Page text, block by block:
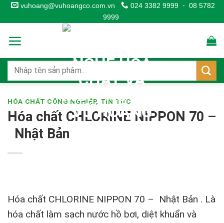
Skip
to
content
vuhoang@vuhoangco.com.vn 024 3382 9999 - 08 5782
9999
HÓA CHẤT CÔNG NGHIỆP, TIN TỨC
Hóa chất CHLORINE NIPPON 70 –
Nhật Bản
Hóa chất CHLORINE NIPPON 70 – Nhật Bản . Là
hóa chất làm sạch nước hồ bơi, diệt khuẩn và